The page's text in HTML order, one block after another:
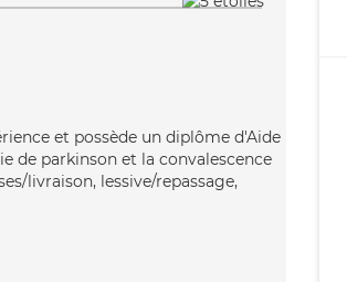
et possède un diplôme d'Aide
de parkinson et la convalescence
livraison, lessive/repassage,